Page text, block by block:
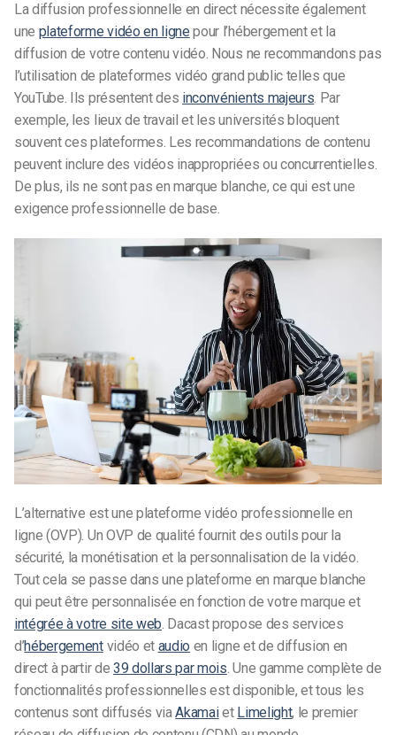
La diffusion professionnelle en direct nécessite également
une plateforme vidéo en ligne pour l’hébergement et la
diffusion de votre contenu vidéo. Nous ne recommandons pas
l’utilisation de plateformes vidéo grand public telles que
YouTube. Ils présentent des inconvénients majeurs. Par
exemple, les lieux de travail et les universités bloquent
souvent ces plateformes. Les recommandations de contenu
peuvent inclure des vidéos inappropriées ou concurrentielles.
De plus, ils ne sont pas en marque blanche, ce qui est une
exigence professionnelle de base.
L’alternative est une plateforme vidéo professionnelle en
ligne (OVP). Un OVP de qualité fournit des outils pour la
sécurité, la monétisation et la personnalisation de la vidéo.
Tout cela se passe dans une plateforme en marque blanche
qui peut être personnalisée en fonction de votre marque et
intégrée à votre site web. Dacast propose des services
d’hébergementvidéo et audio en ligne et de diffusion en
direct à partir de 39 dollars par mois. Une gamme complète de
fonctionnalités professionnelles est disponible, et tous les
contenus sont diffusés viaAkamaiet Limelight, le premier